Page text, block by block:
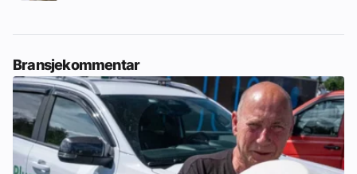
Bransjekommentar